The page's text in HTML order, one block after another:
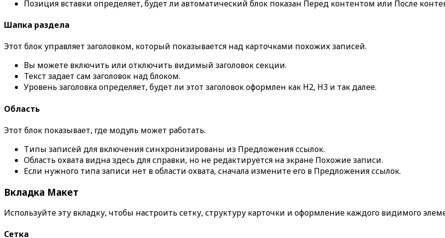
Позиция вставки определяет, будет ли автоматический блок показан Перед контентом или После
Шапка раздела
Этот блок управляет заголовком, который показывается над карточками похожих записей.
Вы можете включить или отключить видимый заголовок секции.
Текст задает сам заголовок над блоком.
Уровень заголовкаопределяет, будет ли этот заголовок оформлен как H2, H3 и так далее.
Область
Этот блок показывает, где модуль может работать.
Типы записей для включениясинхронизированы из Предложения ссылок.
Область охвата видна здесь для справки, но не редактируется на экране Похожие записи.
Если нужного типа записи нет в области охвата, сначала измените его в Предложения ссылок.
Вкладка Макет
Используйте эту вкладку, чтобы настроить сетку, структуру карточки и оформление каждого видимого
Сетка